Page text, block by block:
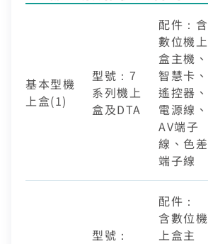
基本型機
上盒(1)
型號：7
系列機上
盒及DTA
配件：含
數位機上
盒主機、
智慧卡、
遙控器、
電源線、
AV端子
線、色差
端子線
型號：
配件：
含數位機
上盒主